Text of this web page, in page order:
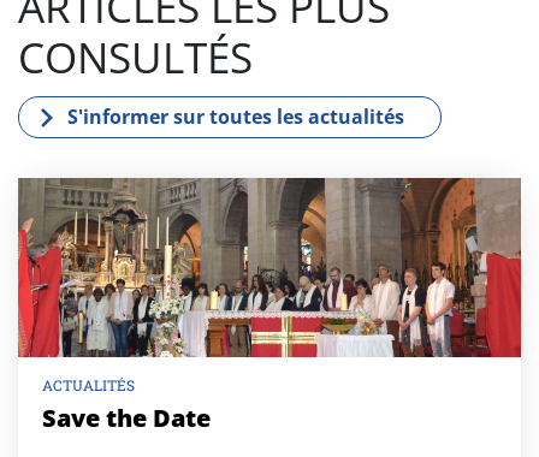
CONSULTÉS
S'informer sur toutes les actualités
ACTUALITÉS
Save the Date